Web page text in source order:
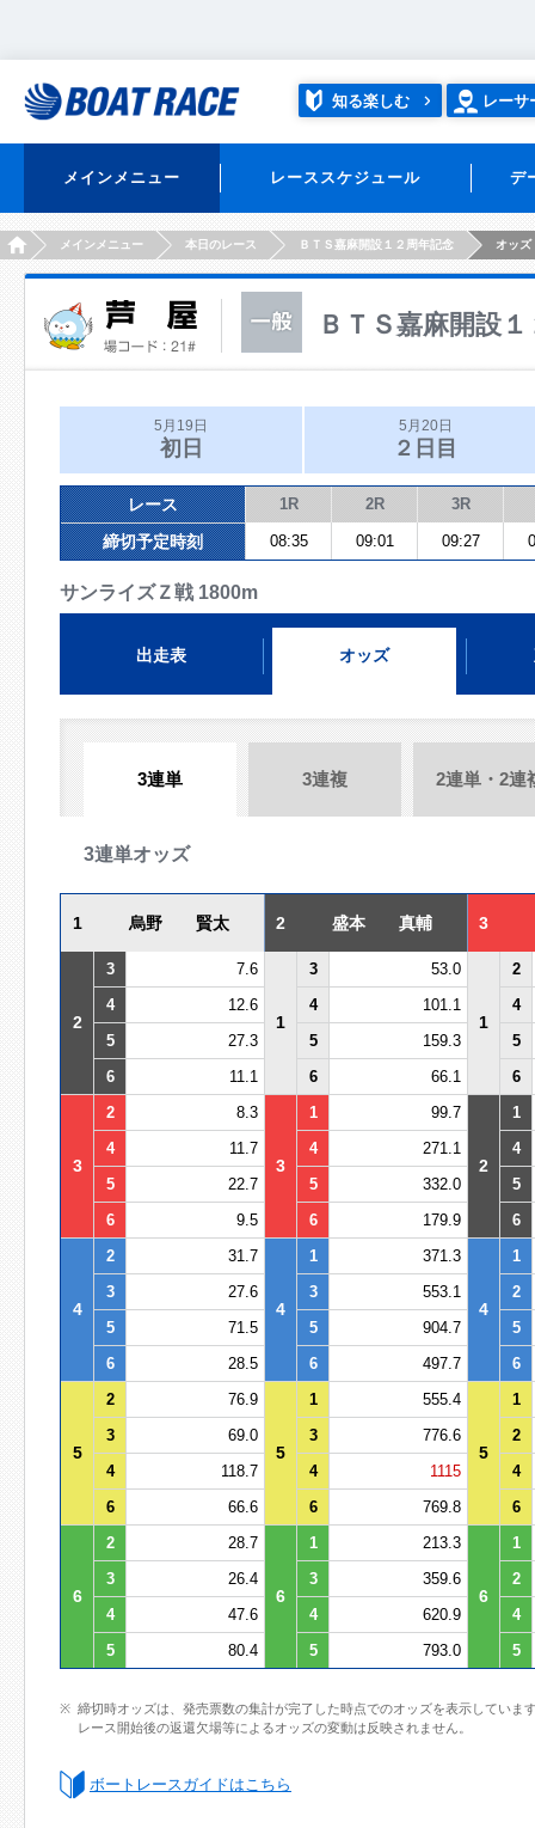
知る楽しむ レーサ
メインメニュー レーススケジュール デ
HOMEメインメニュー 本日のレース ＢＴＳ嘉麻開設１２周年記念 オッズ
ＢＴＳ嘉麻開設
5月19日
初日
5月20日
２日目
レース 1R 2R 3R
締切予定時刻 08:35 09:01 09:27
サンライズＺ戦 1800m
出走表 オッズ
3連単 3連複 2連単・2連
3連単オッズ
1 烏野 賢太 2 盛本 真輔 3
2
3 7.6
1
3 53.0
1
2
4
12.6 4 101.1
4
5
27.3 5 159.3
5
6
11.1 6 66.1 6
3
2 8.3
3
1 99.7
2
1
4
11.7 4 271.1
4
5
22.7 5 332.0
5
6
9.5 6 179.9 6
4
2 31.7
4
1 371.3
4
1
3
27.6 3 553.1
2
5
71.5 5 904.7
5
6
28.5 6 497.7 6
5
2 76.9
5
1 555.4
5
1
3
69.0 3 776.6
2
4
118.7 4 1115
4
6
66.6 6 769.8 6
6
2 28.7
6
1 213.3
6
1
3
26.4 3 359.6
2
4
47.6 4 620.9
4
5
80.4 5 793.0 5
締切時オッズは、発売票数の集計が完了した時点でのオッズを表示していま
レース開始後の返還欠場等によるオッズの変動は反映されません。
ボートレースガイドはこちら